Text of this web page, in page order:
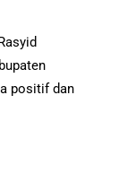
positif dan